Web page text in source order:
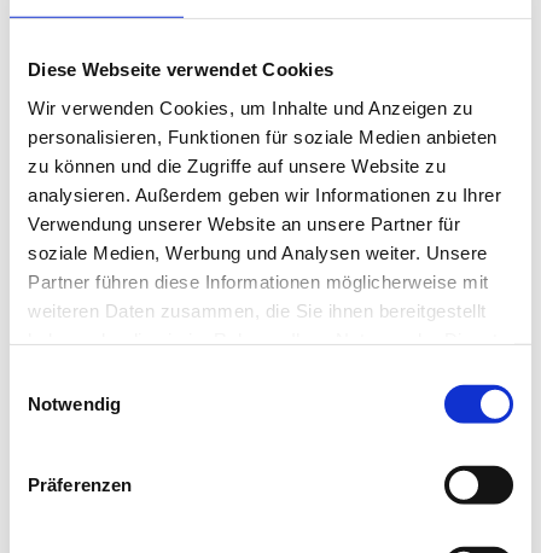
Diese Webseite verwendet Cookies
Wir verwenden Cookies, um Inhalte und Anzeigen zu
personalisieren, Funktionen für soziale Medien anbieten
zu können und die Zugriffe auf unsere Website zu
analysieren. Außerdem geben wir Informationen zu Ihrer
Verwendung unserer Website an unsere Partner für
soziale Medien, Werbung und Analysen weiter. Unsere
Partner führen diese Informationen möglicherweise mit
weiteren Daten zusammen, die Sie ihnen bereitgestellt
Notwendig
Präferenzen